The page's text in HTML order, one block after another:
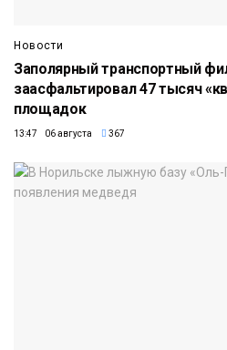
Новости
Заполярный транспортный
заасфальтировал 47 тысяч
площадок
13:47 06 августа 367